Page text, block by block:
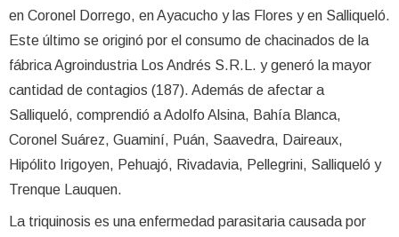
en Coronel Dorrego, en Ayacucho y las Flores y en Salliqueló.
Este último se originó por el consumo de chacinados de la
fábrica Agroindustria Los Andrés S.R.L. y generó la mayor
cantidad de contagios (187). Además de afectar a
Salliqueló, comprendió a Adolfo Alsina, Bahía Blanca,
Coronel Suárez, Guaminí, Puán, Saavedra, Daireaux,
Hipólito Irigoyen, Pehuajó, Rivadavia, Pellegrini, Salliqueló y
Trenque Lauquen.
La triquinosis es una enfermedad parasitaria causada por